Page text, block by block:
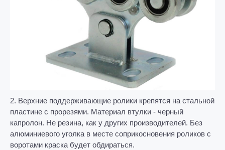
2. Верхние поддерживающие ролики крепятся на стальной
пластине с прорезями. Материал втулки - черный
капролон. Не резина, как у других производителей. Без
алюминиевого уголка в месте соприкосновения роликов с
воротами краска будет обдираться.